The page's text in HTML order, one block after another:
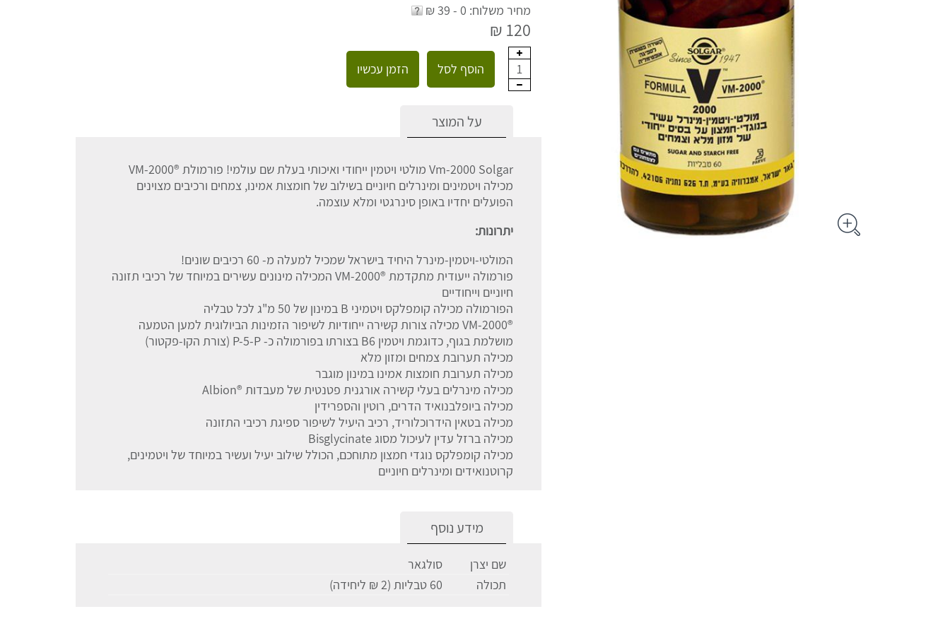
מחיר משלוח: 0 - 39 ₪
120 ₪
1 הוסף לסל הזמן עכשיו
על המוצר
Vm-2000 Solgar מולטי ויטמין ייחודי ואיכותי בעלת שם עולמי! פורמולת ®VM-2000
מכילה ויטמינים ומינרלים חיוניים בשילוב של חומצות אמינו, צמחים ורכיבים מצוינים
הפועלים יחדיו באופן סינרגטי ומלא עוצמה.
יתרונות:
המולטי-ויטמין-מינרל היחיד בישראל שמכיל למעלה מ- 60 רכיבים שונים!
פורמולה ייעודית מתקדמת ®VM-2000 המכילה מינונים עשירים במיוחד של רכיבי תזונה
חיוניים וייחודיים
הפורמולה מכילה קומפלקס ויטמיני B במינון של 50 מ"ג לכל טבליה
®VM-2000 מכילה צורות קשירה ייחודיות לשיפור הזמינות הביולוגית למען הטמעה
מושלמת בגוף, כדוגמת ויטמין B6 בצורתו בפורמולה כ- P-5-P (צורת הקו-פקטור)
מכילה תערובת צמחים ומזון מלא
מכילה תערובת חומצות אמינו במינון מוגבר
מכילה מינרלים בעלי קשירה אורגנית פטנטית של מעבדות ®Albion
מכילה ביופלבנואיד הדרים, רוטין והספרידין
מכילה בטאין הידרוכלוריד, רכיב היעיל לשיפור ספיגת רכיבי התזונה
מכילה ברזל עדין לעיכול מסוג Bisglycinate
מכילה קומפלקס נוגדי חמצון מתוחכם, הכולל שילוב יעיל ועשיר במיוחד של ויטמינים,
קרוטנואידים ומינרלים חיוניים
מידע נוסף
שם יצרן
סולגאר
תכולה
60 טבליות (2 ₪ ליחידה)